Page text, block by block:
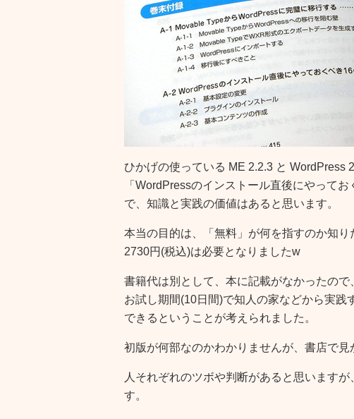
ひかげの使っている ME 2.2.3 と WordPress
「 WordPressのインストール直後にやってお
で、知識と実践の価値はあると思います。
本当の目的は、「無料」が何を指すのか知
2730円(税込)は必要となりましたw
書籍代は別として、本に記載がなかったの
お試し期間(10日間)で知人の家などから実
できるということが考えられました。
初版が何部なのかわかりませんが、書店で見
人それぞれのツボや判断があると思います
す。